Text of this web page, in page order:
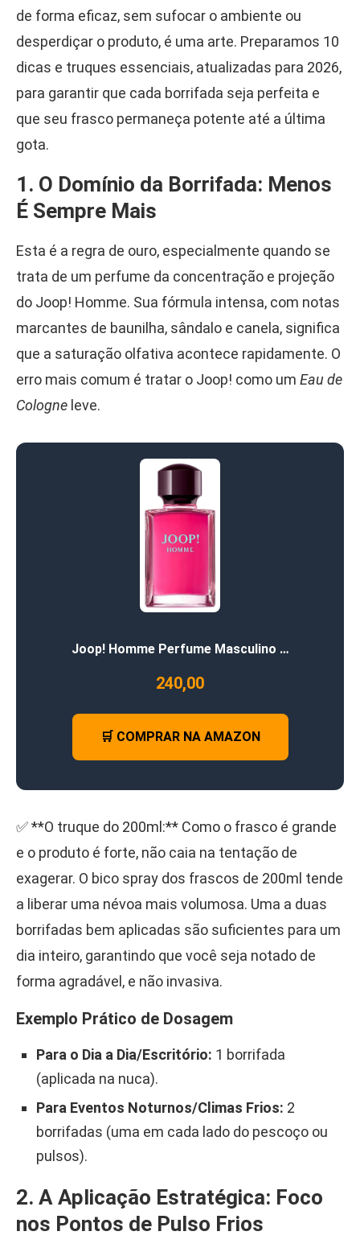
de forma eficaz, sem sufocar o ambiente ou
desperdiçar o produto, é uma arte. Preparamos 10
dicas e truques essenciais, atualizadas para 2026,
para garantir que cada borrifada seja perfeita e
que seu frasco permaneça potente até a última
gota.
1. O Domínio da Borrifada: Menos
É Sempre Mais
Esta é a regra de ouro, especialmente quando se
trata de um perfume da concentração e projeção
do Joop! Homme. Sua fórmula intensa, com notas
marcantes de baunilha, sândalo e canela, significa
que a saturação olfativa acontece rapidamente. O
erro mais comum é tratar o Joop! como um Eau de
Cologne leve.
Joop! Homme Perfume Masculino …
240,00
🛒 COMPRAR NA AMAZON
✅ **O truque do 200ml:** Como o frasco é grande
e o produto é forte, não caia na tentação de
exagerar. O bico spray dos frascos de 200ml tende
a liberar uma névoa mais volumosa. Uma a duas
borrifadas bem aplicadas são suficientes para um
dia inteiro, garantindo que você seja notado de
forma agradável, e não invasiva.
Exemplo Prático de Dosagem
Para o Dia a Dia/Escritório: 1 borrifada
(aplicada na nuca).
Para Eventos Noturnos/Climas Frios: 2
borrifadas (uma em cada lado do pescoço ou
pulsos).
2. A Aplicação Estratégica: Foco
nos Pontos de Pulso Frios